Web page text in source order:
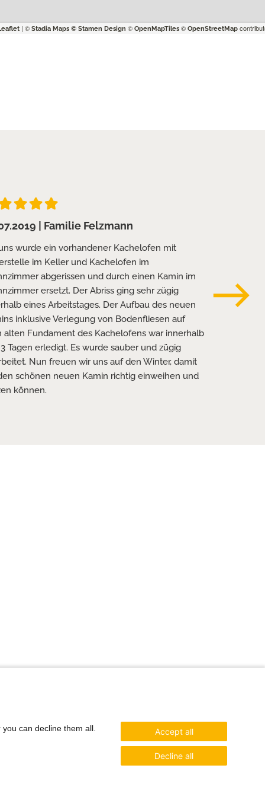
| © Stadia Maps © Stamen Design © OpenMapTiles© OpenStreetMap
| Familie Felzmann
wurde ein vorhandener Kachelofen mit
im Keller und Kachelofen im
abgerissen und durch einen Kamin im
ersetzt. Der Abriss ging sehr zügig
eines Arbeitstages. Der Aufbau des neuen
inklusive Verlegung von Bodenfliesen auf
alten Fundament des Kachelofens war innerhalb
Tagen erledigt. Es wurde sauber und zügig
Nun freuen wir uns auf den Winter, damit
schönen neuen Kamin richtig einweihen und
können.
can decline them all. Accept all
Decline all